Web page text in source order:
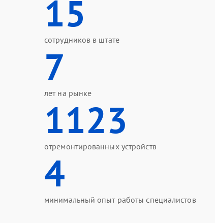
15
сотрудников в штате
7
лет на рынке
1123
отремонтированных устройств
4
минимальный опыт работы специалистов